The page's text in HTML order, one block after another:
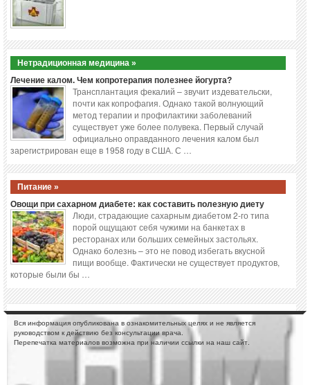
Нетрадиционная медицина »
Лечение калом. Чем копротерапия полезнее йогурта?
Трансплантация фекалий – звучит издевательски,
почти как копрофагия. Однако такой волнующий
метод терапии и профилактики заболеваний
существует уже более полувека. Первый случай
официально оправданного лечения калом был
зарегистрирован еще в 1958 году в США. С …
Питание »
Овощи при сахарном диабете: как составить полезную диету
Люди, страдающие сахарным диабетом 2-го типа
порой ощущают себя чужими на банкетах в
ресторанах или больших семейных застольях.
Однако болезнь – это не повод избегать вкусной
пищи вообще. Фактически не существует продуктов,
которые были бы …
Вся информация опубликована в ознакомительных целях и не является
руководством к действию без консультации врача.
Перепечатка материалов возможна при наличии ссылки на наш сайт.